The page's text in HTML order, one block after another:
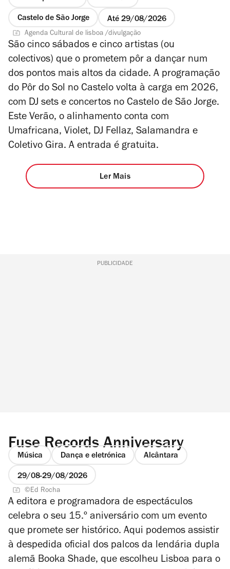
Castelo de São Jorge Até 29/08/2026
Agenda Cultural de lisboa /divulgação
São cinco sábados e cinco artistas (ou
colectivos) que o prometem pôr a dançar num
dos pontos mais altos da cidade. A programação
do Pôr do Sol no Castelo volta à carga em 2026,
com DJ sets e concertos no Castelo de São Jorge.
Este Verão, o alinhamento conta com
Umafricana, Violet, DJ Fellaz, Salamandra e
Coletivo Gira. A entrada é gratuita.
Ler Mais
PUBLICIDADE
Fuse Records Anniversary
Música Dança e eletrónica Alcântara
29/08 29/08/2026
©Ed Rocha
A editora e programadora de espectáculos
celebra o seu 15.º aniversário com um evento
que promete ser histórico. Aqui podemos assistir
à despedida oficial dos palcos da lendária dupla
alemã Booka Shade, que escolheu Lisboa para o